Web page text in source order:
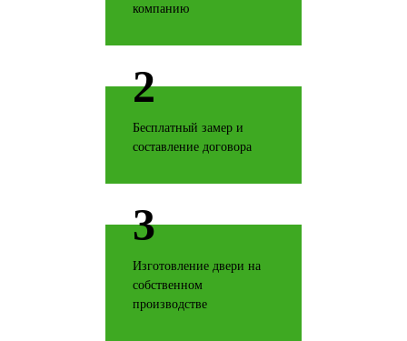
Дуб ясный
компанию
2
Бесплатный замер и
составление договора
3
Изготовление двери на
собственном
производстве